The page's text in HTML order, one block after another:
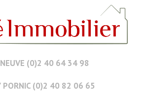
(0)2 40 64 34 98
PORNIC (0)2 40 82 06 65